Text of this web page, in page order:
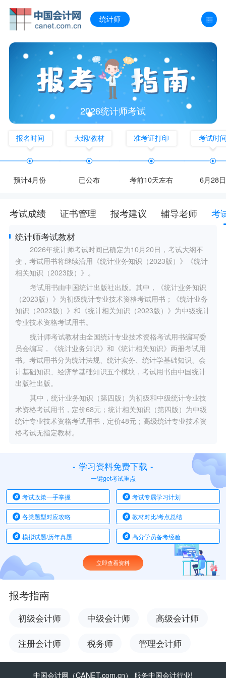
统计师
2026统计师考试
报名时间
预计4月份
大纲/教材
已公布
准考证打印
考前10天左右
考试时
6月28日
考试成绩 证书管理 报考建议 辅导老师 考
统计师考试教材
2026年统计师考试时间已确定为10月20日，考试大纲不
变，考试用书将继续沿用《统计业务知识（2023版）》《统计
相关知识（2023版）》。
考试用书由中国统计出版社出版。其中，《统计业务知识
（2023版）》为初级统计专业技术资格考试用书；《统计业务
知识（2023版）》和《统计相关知识（2023版）》为中级统计
专业技术资格考试用书。
统计师考试教材由全国统计专业技术资格考试用书编写委
员会编写，《统计业务知识》和《统计相关知识》两册考试用
书。考试用书分为统计法规、统计实务、统计学基础知识、会
计基础知识、经济学基础知识五个模块，考试用书由中国统计
出版社出版。
其中，统计业务知识（第四版）为初级和中级统计专业技
术资格考试用书，定价68元；统计相关知识（第四版）为中级
统计专业技术资格考试用书，定价48元；高级统计专业技术资
格考试无指定教材。
- 学习资料免费下载 -
一键get考试重点
考试政策一手掌握 考试专属学习计划
各类题型对应攻略 教材对比/考点总结
模拟试题/历年真题 高分学员备考经验
立即查看资料
报考指南
初级会计师 中级会计师 高级会计师
注册会计师 税务师 管理会计师
中国会计网 （CANET.com.cn） 服务中国会计行业!